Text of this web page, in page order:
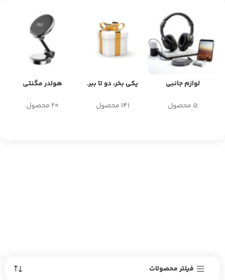
لوازم جانبی
5 محصول
یکی بخر، دو تا ببر.
141 محصول
هولدر مگنتی
20 محصول
فیلتر محصولات